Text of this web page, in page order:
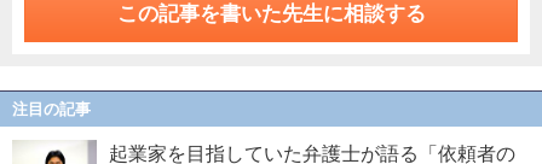
この記事を書いた先生に相談する
注目の記事
起業家を目指していた弁護士が語る「依頼者の